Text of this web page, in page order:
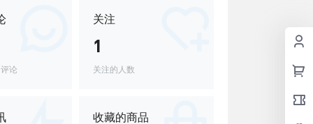
论
关注
1
关注的人数
收藏的商品